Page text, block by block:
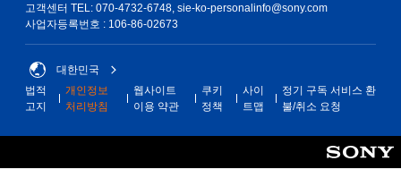
고객센터 TEL: 070-4732-6748, sie-ko-personalinfo@sony.com
사업자등록번호 : 106-86-02673
대한민국
법적
고지
개인정보
처리방침
웹사이트
이용 약관
쿠키
정책
사이
트맵
정기 구독 서비스 환
불/취소 요청